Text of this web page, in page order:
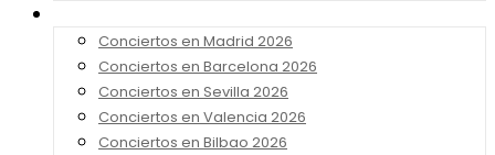
Conciertos en Madrid 2026
Conciertos en Barcelona 2026
Conciertos en Sevilla 2026
Conciertos en Valencia 2026
Conciertos en Bilbao 2026